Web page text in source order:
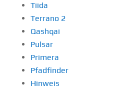
Tiida
Terrano 2
Qashqai
Pulsar
Primera
Pfadfinder
Hinweis